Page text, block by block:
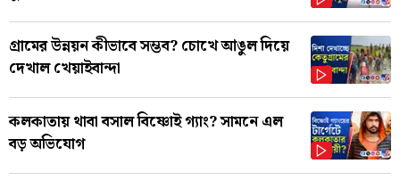
গ্রামের উন্নয়ন কীভাবে সম্ভব? চোখে আঙুল দিয়ে
দেখাল খেয়াইবান্দা
কলকাতায় থাবা বসাল বিষ্ণোই গ্যাং? সামনে এল
বড় অভিযোগ